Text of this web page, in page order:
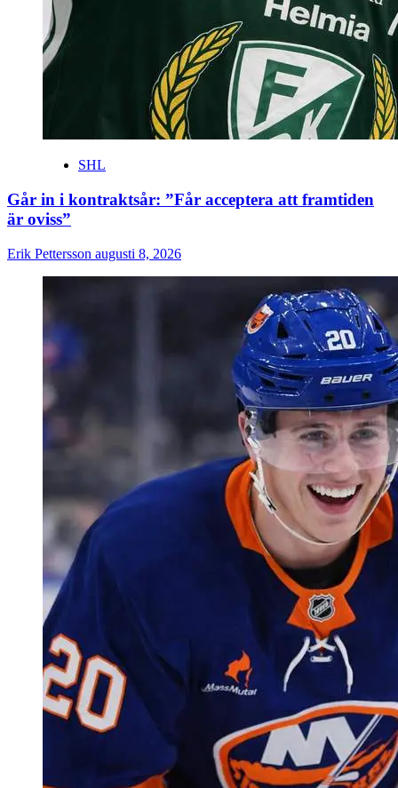
SHL
Går in i kontraktsår: ”Får acceptera att framtiden
är oviss”
Erik Pettersson augusti 8, 2026